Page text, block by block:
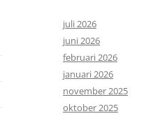
juli 2026
juni 2026
februari 2026
januari 2026
november 2025
oktober 2025